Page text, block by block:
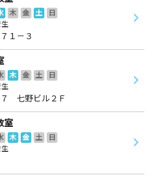
木 金 土
日
１－３
木 金 土
日
七野ビル２Ｆ
室
木 金 土
日